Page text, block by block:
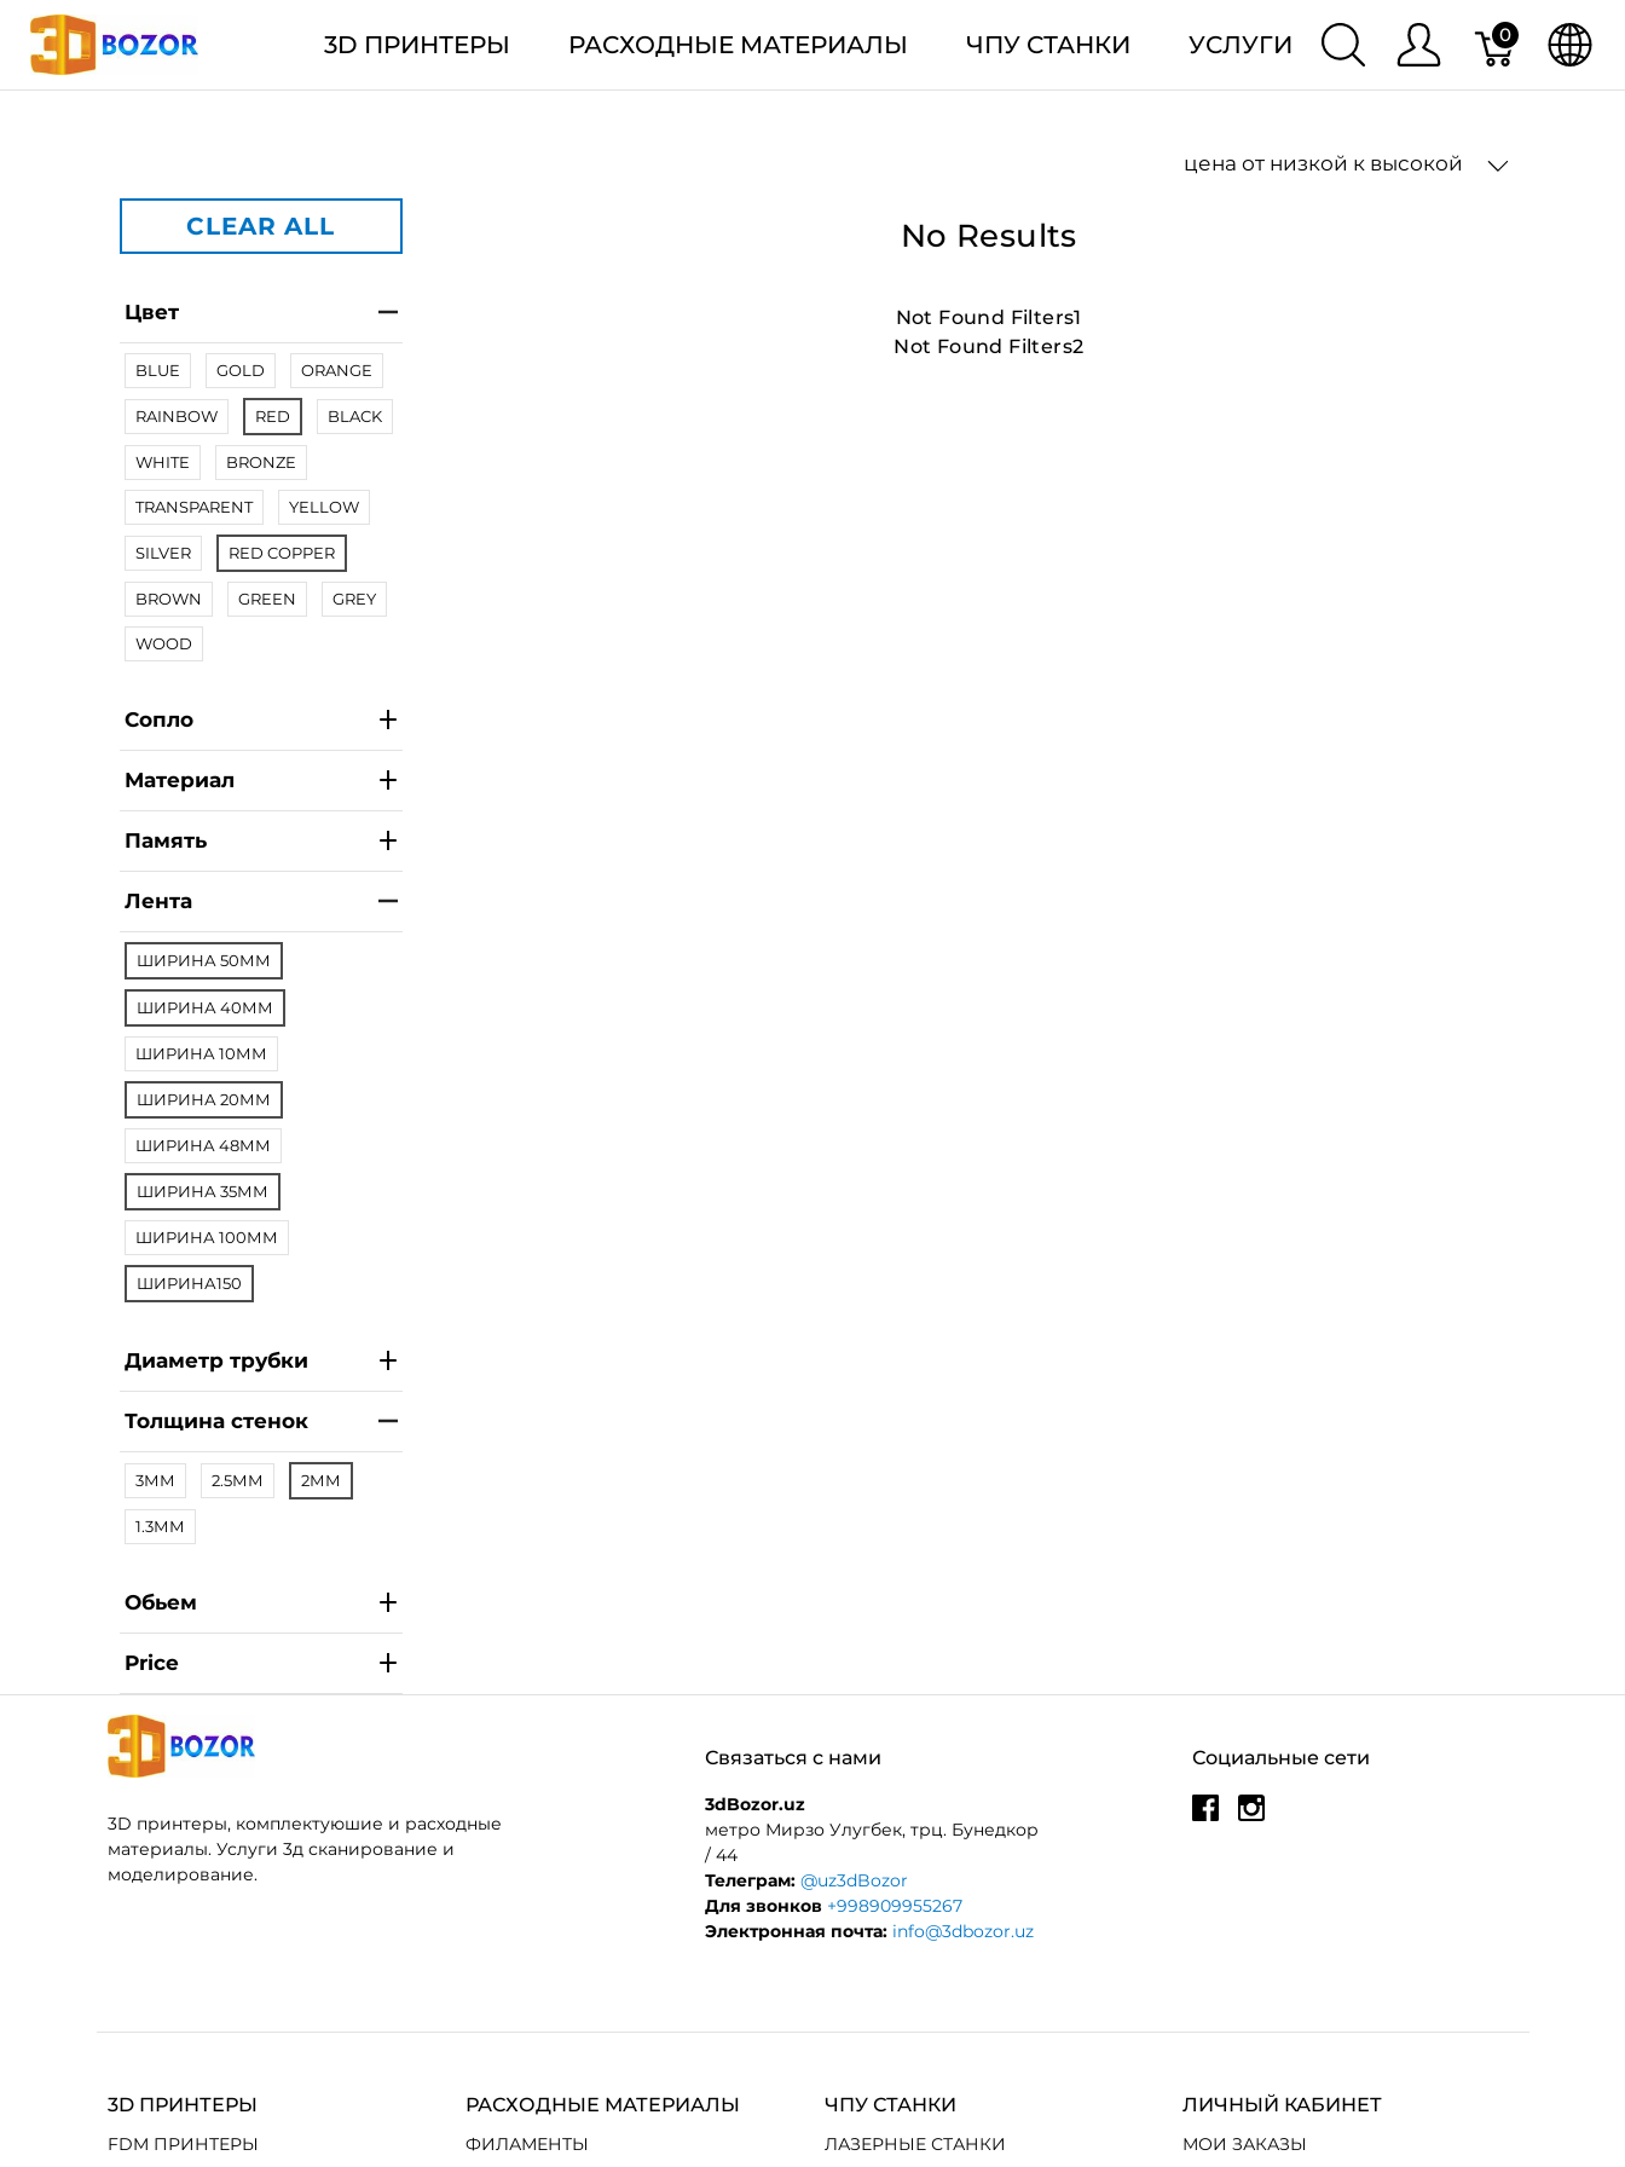
3D ПРИНТЕРЫ РАСХОДНЫЕ МАТЕРИАЛЫ ЧПУ СТАНКИ УСЛУГИ 0
цена от низкой к высокой
CLEAR ALL
Цвет
BLUE GOLD ORANGE
RAINBOW RED BLACK
WHITE BRONZE
TRANSPARENT YELLOW
SILVER RED COPPER
BROWN GREEN GREY
WOOD
Сопло
Материал
Память
Лента
ШИРИНА 50ММ
ШИРИНА 40ММ
ШИРИНА 10ММ
ШИРИНА 20ММ
ШИРИНА 48ММ
ШИРИНА 35ММ
ШИРИНА 100ММ
ШИРИНА150
Диаметр трубки
Толщина стенок
3ММ 2.5ММ 2ММ
1.3ММ
Обьем
Price
No Results
Not Found Filters1
Not Found Filters2
3D принтеры, комплектуюшие и расходные
материалы. Услуги 3д сканирование и
моделирование.
Социальные сети
Связаться с нами
3dBozor.uz
метро Мирзо Улугбек, трц. Бунедкор
/ 44
Телеграм: @uz3dBozor
Для звонков +998909955267
Электронная почта: info@3dbozor.uz
3D ПРИНТЕРЫ
FDM ПРИНТЕРЫ
РАСХОДНЫЕ МАТЕРИАЛЫ
ФИЛАМЕНТЫ
ЧПУ СТАНКИ
ЛАЗЕРНЫЕ СТАНКИ
ЛИЧНЫЙ КАБИНЕТ
МОИ ЗАКАЗЫ